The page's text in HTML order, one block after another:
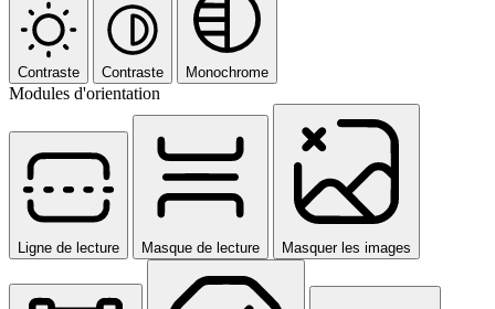
Contraste Contraste Monochrome
Modules d'orientation
Ligne de lecture Masque de lecture Masquer les images